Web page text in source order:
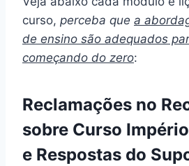
curso, perceba que a
de ensino são adequados
começando do zero:
Reclamações no
sobre Curso
e Respostas do